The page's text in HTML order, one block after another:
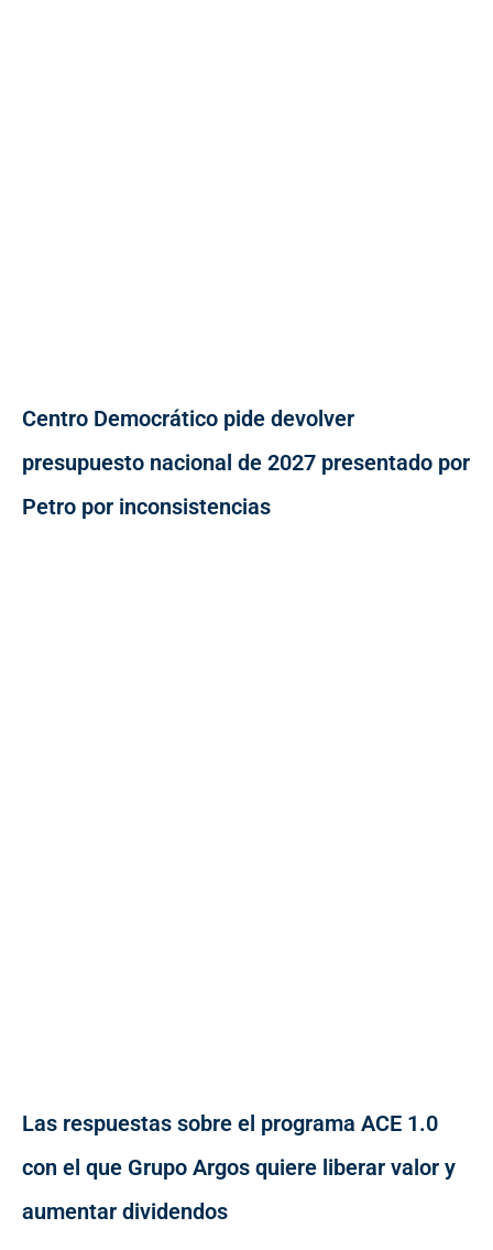
Centro Democrático pide devolver
presupuesto nacional de 2027 presentado por
Petro por inconsistencias
Las respuestas sobre el programa ACE 1.0
con el que Grupo Argos quiere liberar valor y
aumentar dividendos